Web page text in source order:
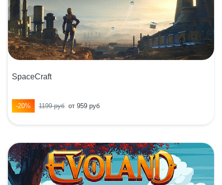
SpaceCraft
-20% 1199 руб от 959 руб